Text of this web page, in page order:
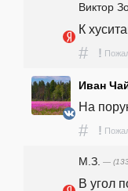
Виктор
К
# !
Иван
На
# !
М.З. —
В угол